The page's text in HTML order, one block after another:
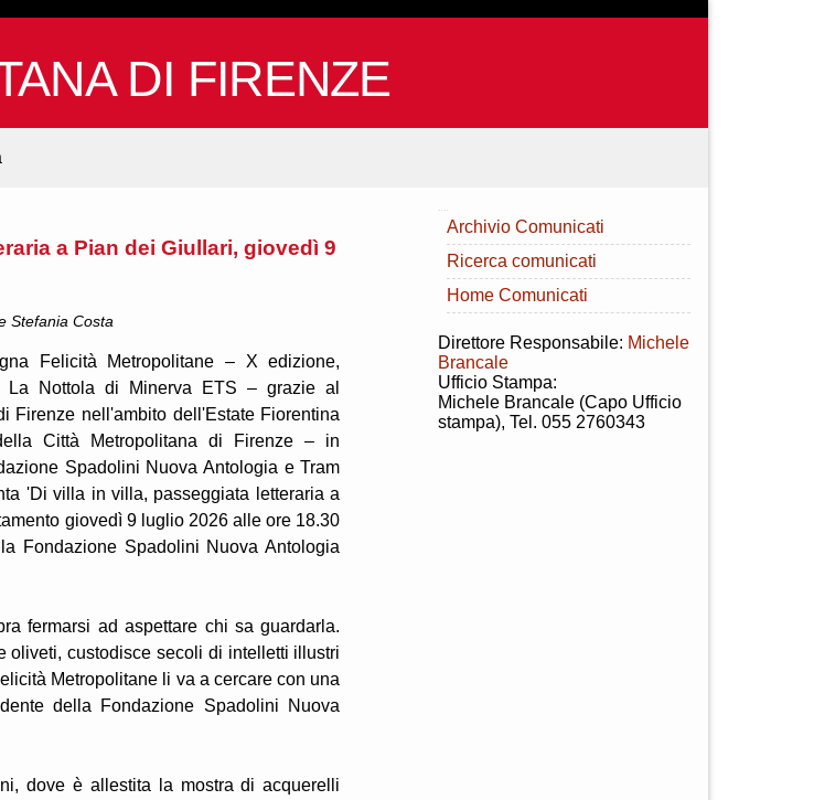
DI FIRENZE
a Pian dei Giullari, giovedì 9
Stefania Costa
Felicità Metropolitane – X edizione,
La Nottola di Minerva ETS – grazie al
Firenze nell'ambito dell'Estate Fiorentina
Città Metropolitana di Firenze – in
Spadolini Nuova Antologia e Tram
'Di villa in villa, passeggiata letteraria a
giovedì 9 luglio 2026 alle ore 18.30
Fondazione Spadolini Nuova Antologia
fermarsi ad aspettare chi sa guardarla.
oliveti, custodisce secoli di intelletti illustri
Metropolitane li va a cercare con una
della Fondazione Spadolini Nuova
dove è allestita la mostra di acquerelli
Archivio Comunicati
Ricerca comunicati
Home Comunicati
Direttore Responsabile: Michele
Brancale
Ufficio Stampa:
Michele Brancale (Capo Ufficio
stampa), Tel. 055 2760343